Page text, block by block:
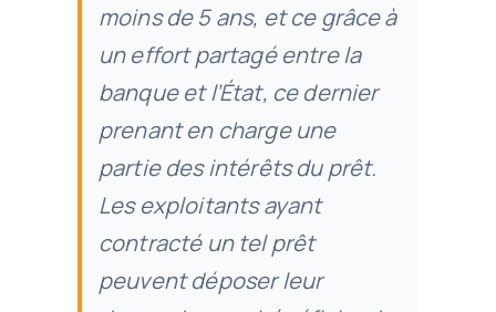
moins de 5 ans, et ce grâce à
un effort partagé entre la
banque et l’État, ce dernier
prenant en charge une
partie des intérêts du prêt.
Les exploitants ayant
contracté un tel prêt
peuvent déposer leur